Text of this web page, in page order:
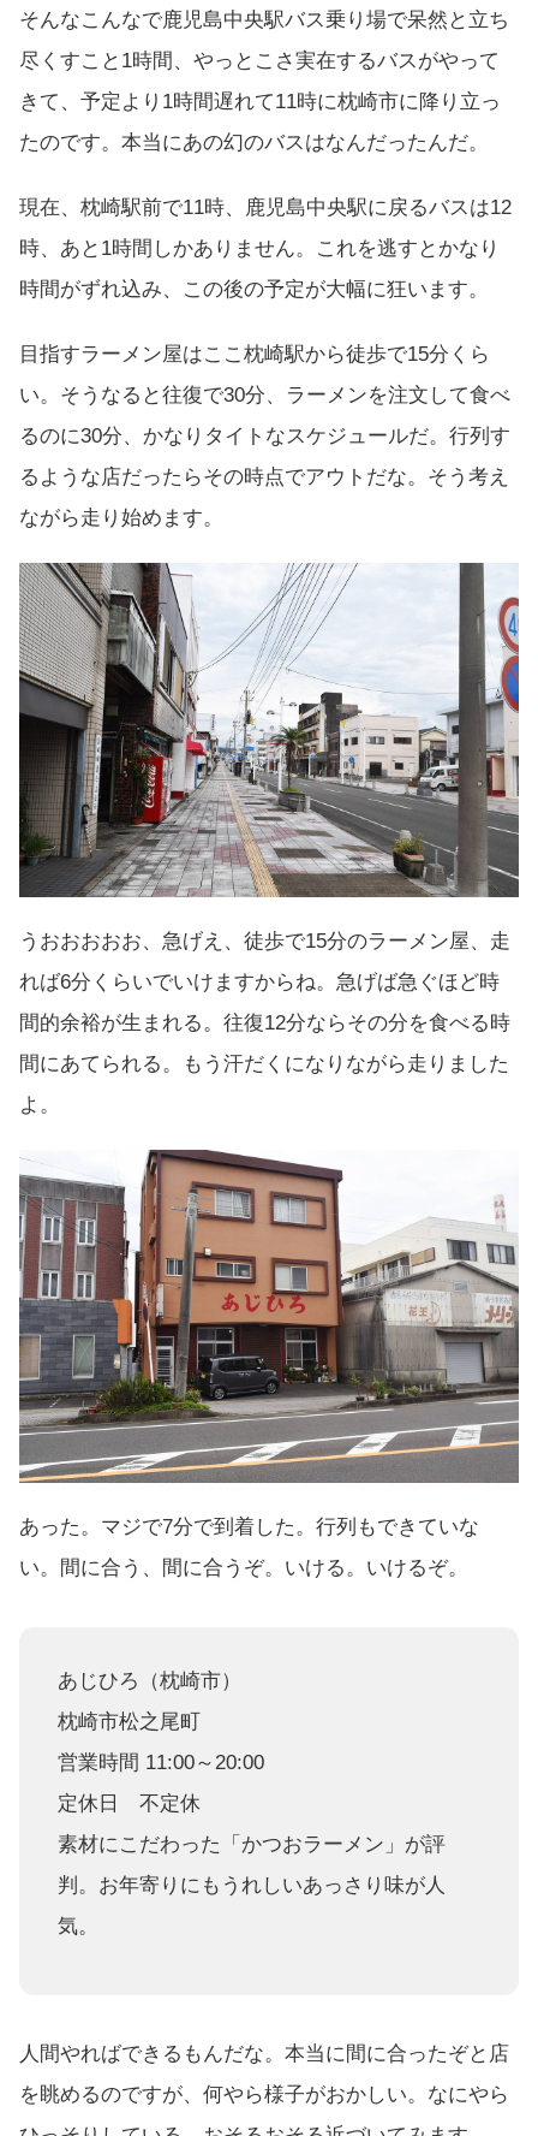
そんなこんなで鹿児島中央駅バス乗り場で呆然と立ち
尽くすこと1時間、やっとこさ実在するバスがやって
きて、予定より1時間遅れて11時に枕崎市に降り立っ
たのです。本当にあの幻のバスはなんだったんだ。
現在、枕崎駅前で11時、鹿児島中央駅に戻るバスは12
時、あと1時間しかありません。これを逃すとかなり
時間がずれ込み、この後の予定が大幅に狂います。
目指すラーメン屋はここ枕崎駅から徒歩で15分くら
い。そうなると往復で30分、ラーメンを注文して食べ
るのに30分、かなりタイトなスケジュールだ。行列す
るような店だったらその時点でアウトだな。そう考え
ながら走り始めます。
うおおおおお、急げえ、徒歩で15分のラーメン屋、走
れば6分くらいでいけますからね。急げば急ぐほど時
間的余裕が生まれる。往復12分ならその分を食べる時
間にあてられる。もう汗だくになりながら走りました
よ。
あった。マジで7分で到着した。行列もできていな
い。間に合う、間に合うぞ。いける。いけるぞ。
あじひろ（枕崎市）
枕崎市松之尾町
営業時間 11:00～20:00
定休日 不定休
素材にこだわった「かつおラーメン」が評
判。お年寄りにもうれしいあっさり味が人
気。
人間やればできるもんだな。本当に間に合ったぞと店
を眺めるのですが、何やら様子がおかしい。なにやら